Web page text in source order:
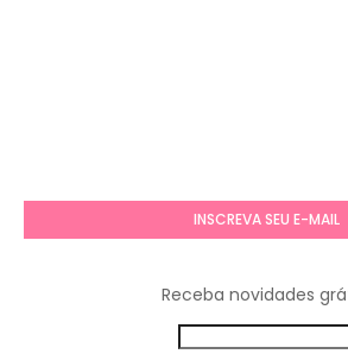
INSCREVA SEU E-MAIL
Receba novidades